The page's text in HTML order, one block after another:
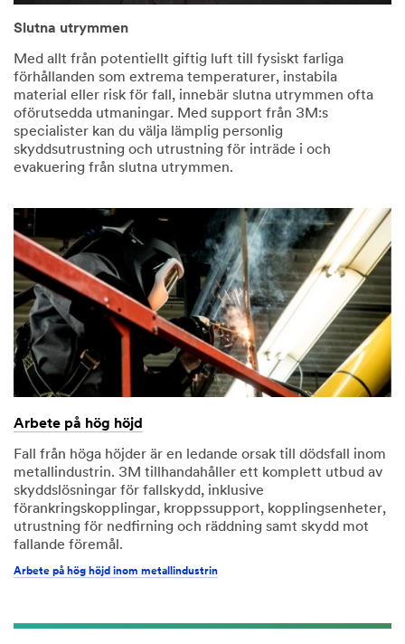
Slutna utrymmen
Med allt från potentiellt giftig luft till fysiskt farliga
förhållanden som extrema temperaturer, instabila
material eller risk för fall, innebär slutna utrymmen ofta
oförutsedda utmaningar. Med support från 3M:s
specialister kan du välja lämplig personlig
skyddsutrustning och utrustning för inträde i och
evakuering från slutna utrymmen.
Arbete på hög höjd
Fall från höga höjder är en ledande orsak till dödsfall inom
metallindustrin. 3M tillhandahåller ett komplett utbud av
skyddslösningar för fallskydd, inklusive
förankringskopplingar, kroppssupport, kopplingsenheter,
utrustning för nedfirning och räddning samt skydd mot
fallande föremål.
Arbete på hög höjd inom metallindustrin